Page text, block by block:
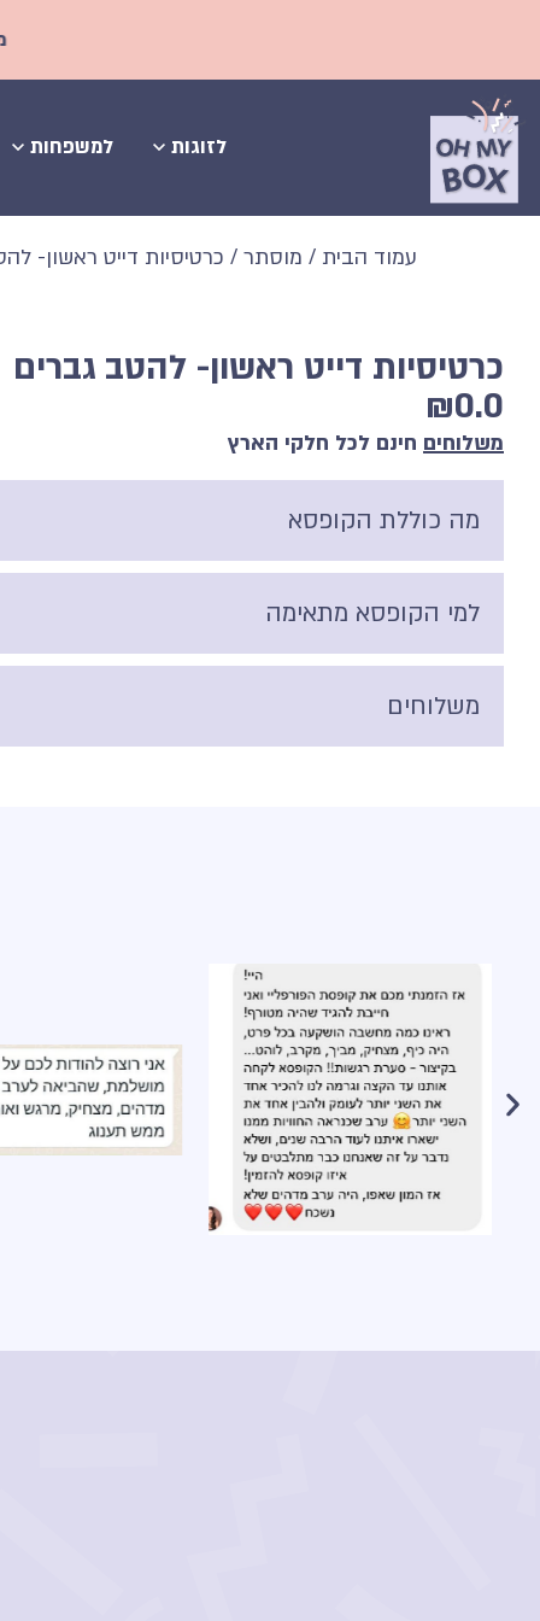
משלוחים
לזוגות למשפחות
עמוד הבית / מוסתר / כרטיסיות דייט ראשון-
כרטיסיות דייט ראשון- להטב גברים
₪0.0
משלוחים חינם לכל חלקי הארץ
מה כוללת הקופסא
למי הקופסא מתאימה
משלוחים